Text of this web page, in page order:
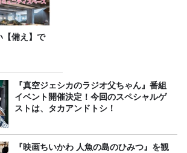
【備え】で
『真空ジェシカのラジオ父ちゃん』番組
イベント開催決定！今回のスペシャルゲ
ストは、タカアンドトシ！
『映画ちいかわ 人魚の島のひみつ』を観